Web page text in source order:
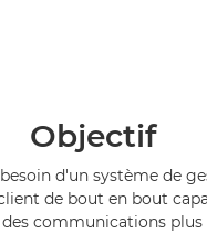
Objectif
d'un système de
de bout en bout
communications